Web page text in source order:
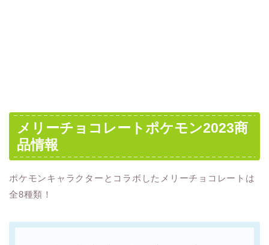
メリーチョコレートポケモン2023商
品情報
ポケモンキャラクターとコラボしたメリーチョコレートは
全8種類！